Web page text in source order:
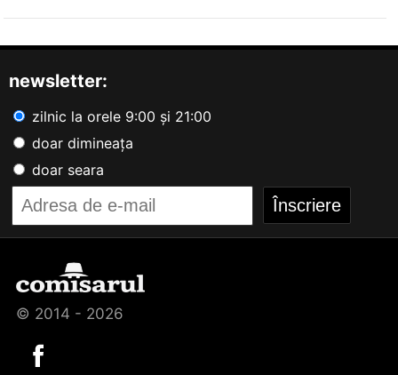
newsletter:
zilnic la orele 9:00 și 21:00
doar dimineața
doar seara
© 2014 - 2026